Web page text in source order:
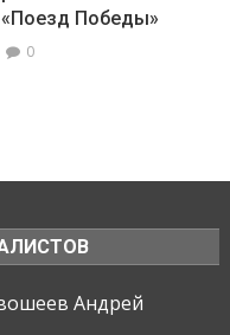
Победы»
0
Андрей